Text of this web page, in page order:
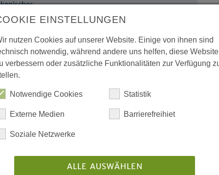
- Ökumenische
Gott allein
bei Partnerschaftsbesuch
mit
EINSTELLUNGEN
nutzen Cookies auf unserer Website. Einige von ihnen sind
notwendig, während andere uns helfen, diese Website
verbessern oder zusätzliche Funktionalitäten zur Verfügung
Notwendige Cookies Statistik
Externe Medien Barrierefreihiet
Soziale Netzwerke
ALLE AUSWÄHLEN